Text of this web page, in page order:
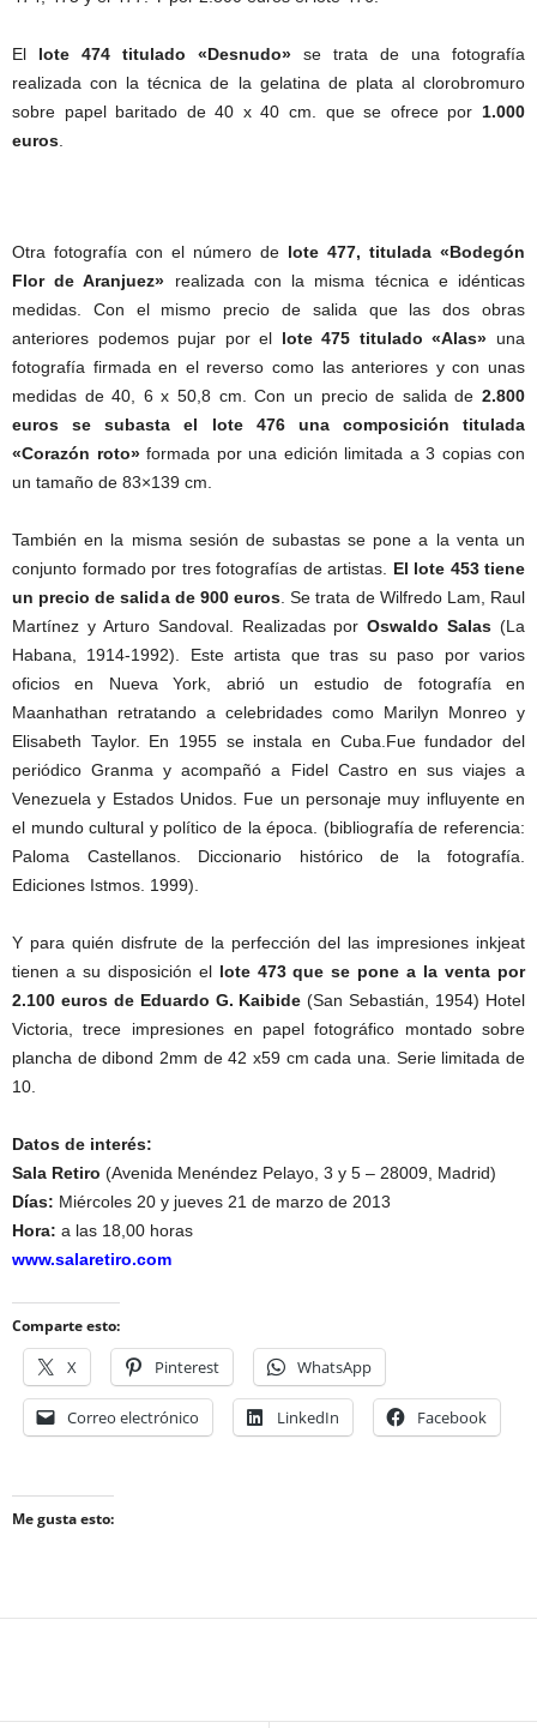
El lote 474 titulado «Desnudo» se trata de una fotografía
realizada con la técnica de la gelatina de plata al clorobromuro
sobre papel baritado de 40 x 40 cm. que se ofrece por 1.000
euros
Otra fotografía con el número de lote 477, titulada «Bodegón
Flor de Aranjuez» realizada con la misma técnica e idénticas
medidas. Con el mismo precio de salida que las dos obras
anteriores podemos pujar por el lote 475 titulado «Alas» una
fotografía firmada en el reverso como las anteriores y con unas
medidas de 40, 6 x 50,8 cm. Con un precio de salida de 2.800
euros se subasta el lote 476 una composición titulada
«Corazón roto»formada por una edición limitada a 3 copias con
un tamaño de 83×139 cm.
También en la misma sesión de subastas se pone a la venta un
conjunto formado por tres fotografías de artistas. El lote 453 tiene
un precio de salida de 900 euros . Se trata de Wilfredo Lam, Raul
Martínez y Arturo Sandoval. Realizadas porOswaldo Salas (La
Habana, 1914-1992). Este artista que tras su paso por varios
oficios en Nueva York, abrió un estudio de fotografía en
Maanhathan retratando a celebridades como Marilyn Monreo y
Elisabeth Taylor. En 1955 se instala en Cuba.Fue fundador del
periódico Granma y acompañó a Fidel Castro en sus viajes a
Venezuela y Estados Unidos. Fue un personaje muy influyente en
el mundo cultural y político de la época. (bibliografía de referencia:
Paloma Castellanos. Diccionario histórico de la fotografía.
Ediciones Istmos. 1999).
Y para quién disfrute de la perfección del las impresiones inkjeat
tienen a su disposición el lote 473 que se pone a la venta por
2.100 euros de Eduardo G. Kaibide (San Sebastián, 1954) Hotel
Victoria, trece impresiones en papel fotográfico montado sobre
plancha de dibond 2mm de 42 x59 cm cada una. Serie limitada de
10.
Datos de interés:
Sala Retiro (Avenida Menéndez Pelayo, 3 y 5 – 28009, Madrid)
Días: Miércoles 20 y jueves 21 de marzo de 2013
Hora: a las 18,00 horas
www.salaretiro.com
Comparte esto:
X Pinterest WhatsApp
Correo electrónico LinkedIn Facebook
Me gusta esto: